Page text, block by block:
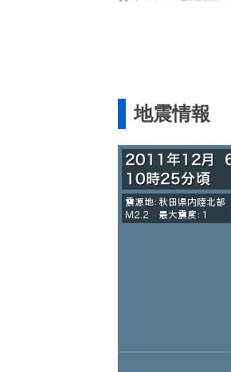
地震情報